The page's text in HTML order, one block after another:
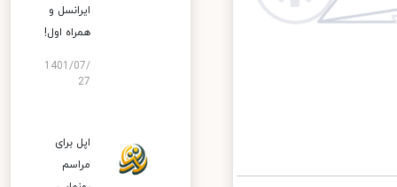
ایرانسل و
همراه اول!
1401/07/
27
اپل برای
مراسم